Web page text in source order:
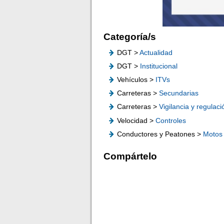
Categoría/s
DGT >Actualidad
DGT > Institucional
Vehículos > ITVs
Carreteras >Secundarias
Carreteras >Vigilancia y
Velocidad >Controles
Conductores y Peatones > Motos
Compártelo